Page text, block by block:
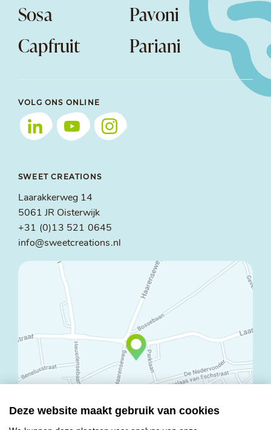
Deze website maakt gebruik van cookies
Sosa
Pavoni
Capfruit
Pariani
VOLG ONS ONLINE
SWEET CREATIONS
Laarakkerweg 14
5061 JR Oisterwijk
+31 (0)13 521 0645
info@sweetcreations.nl